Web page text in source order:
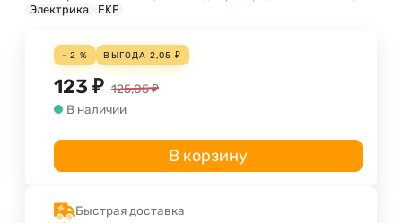
Электрика
EKF
- 2 % ВЫГОДА 2,05 ₽
123 ₽ 125,05₽
В наличии
В корзину
Быстрая доставка